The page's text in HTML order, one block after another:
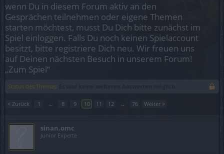
wenn Du in diesem Forum aktiv an den
Gesprächen teilnehmen oder eigene Themen
starten möchtest, musst Du Dich bitte zunächst im
Spiel einloggen. Falls Du noch keinen Spielaccount
besitzt, bitte registriere Dich neu. Wir freuen uns
auf Deinen nächsten Besuch in unserem Forum!
„Zum Spiel“
Status des Themas:
< Zurück 1 ← 8 9 10 11 12 → 76 Weiter >
sinan.omc
Junior Experte